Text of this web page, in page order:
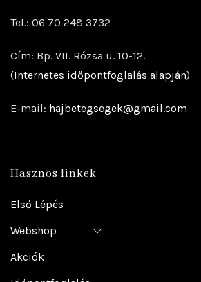
Tel.: 06 70 248 3732
Cím: Bp. VII. Rózsa u. 10-12.
(Internetes időpontfoglalás alapján)
E-mail: hajbetegsegek@gmail.com
Hasznos linkek
Első Lépés
Webshop
Akciók